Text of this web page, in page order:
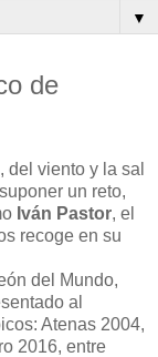
▼
de
viento y la sal
un reto,
Iván Pastor, el
recoge en su
del Mundo,
al
Atenas 2004,
2016, entre